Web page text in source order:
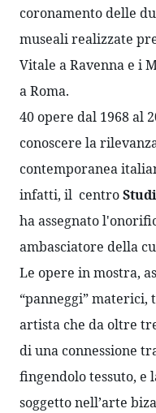
coronamento delle
museali realizzate
Vitale a Ravenna e i
a Roma.
40 opere dal 1968 al
conoscere la
contemporanea
infatti, il  centro
ha assegnato
ambasciatore della
Le opere in mostra,
“panneggi” materici,
artista che da oltre
di una connessione
fingendolo tessuto, e
soggetto nell’arte